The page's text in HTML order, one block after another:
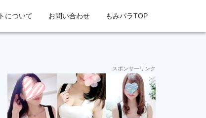
について お問い合わせ もみパラTOP
の
サ
イ
スポンサーリンク